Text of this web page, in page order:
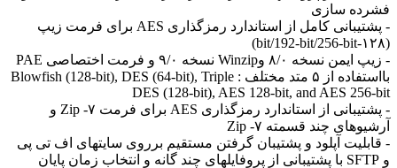
فشرده سازی
- پشتیبانی کامل از استاندارد رمزگذاری AES برای فرمت زیپ
(۱۲۸-bit/192-bit/256-bit)
- زیپ ایمن نسخه ۸/۰ وWinzip نسخه ۹/۰ و فرمت اختصاصی PAE
بااستفاده از ۵ متد مختلف : Blowfish (128-bit), DES (64-bit), Triple
DES (128-bit), AES 128-bit, and AES 256-bit
- پشتیبانی از استاندارد رمزگذاری AES برای فرمت ۷- Zip و
آرشیوهای چند قسمته ۷- Zip
- قابلیت آپلود و پشتیبان گرفتن مستقیم برروی سایتهای اف تی پی
و SFTP با پشتیبانی از پروفایلهای چند گانه و انتخاب زمان پایان